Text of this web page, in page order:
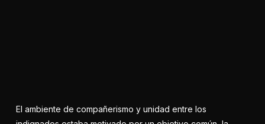
El ambiente de compañerismo y unidad entre los